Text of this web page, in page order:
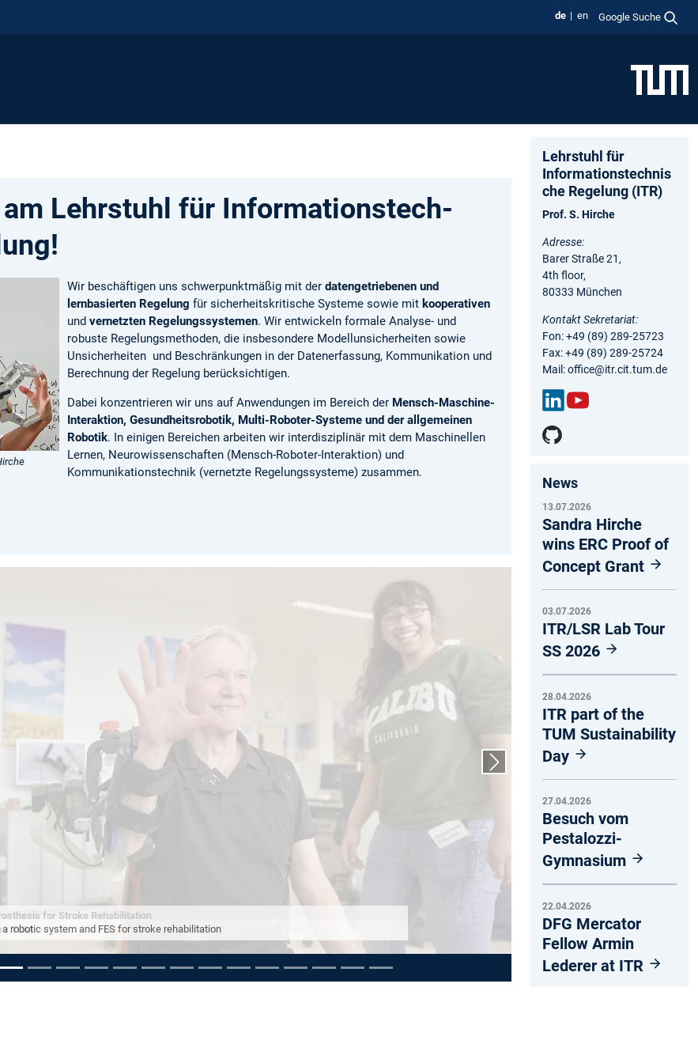
de en Google Suche
Lehrstuhl für Informations­tech­
Wir beschäftigen uns schwerpunkt­­mäßig mit der datengetriebenen und
lernbasierten Regelung für sicherheitskritische Systeme sowie mit kooperativen
und vernetzten Regelungssystemen. Wir entwickeln formale Analyse- und
robuste Regelungs­methoden, die insbesondere Modellunsicherheiten sowie
Unsicherheiten und Beschränkungen in der Datenerfassung, Kommunikation und
Berechnung der Regelung berücksichtigen.
Dabei konzentrieren wir uns auf Anwendungen im Bereich der Mensch-Maschine-
Interaktion, Gesundheitsrobotik, Multi-Roboter-Systeme und der allgemeinen
Robotik. In einigen Bereichen arbeiten wir interdisziplinär mit dem Maschinellen
Lernen, Neurowissenschaften (Mensch-Roboter-Interaktion) und
Kommunikationstechnik (vernetzte Regelungssysteme) zusammen.
robotic system and FES for stroke rehabilitation
Nächster Slide
Lehrstuhl für
Informationstechnis
che Regelung (ITR)
Prof. S. Hirche
Adresse:
Barer Straße 21,
4th floor,
80333 München
Kontakt Sekretariat:
Fon: +49 (89) 289-25723
Fax: +49 (89) 289-25724
Mail: office@itr.cit.tum.de
Link
edIn
News
13.07.2026
Sandra Hirche
wins ERC Proof of
Concept Grant
03.07.2026
ITR/LSR Lab Tour
SS 2026
28.04.2026
ITR part of the
TUM Sustainability
Day
27.04.2026
Besuch vom
Pestalozzi-
Gymnasium
22.04.2026
DFG Mercator
Fellow Armin
Lederer at ITR